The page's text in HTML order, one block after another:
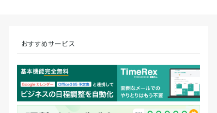
おすすめサービス